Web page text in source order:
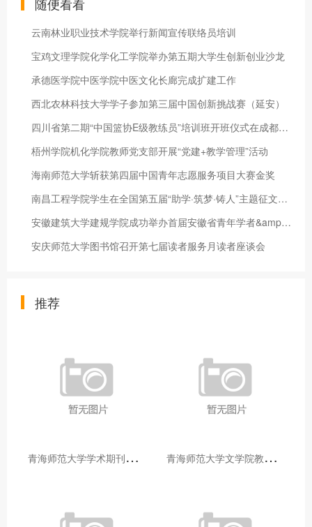
云南林业职业技术学院举行新闻宣传联络员培训
宝鸡文理学院化学化工学院举办第五期大学生创新创业沙龙
承德医学院中医学院中医文化长廊完成扩建工作
西北农林科技大学学子参加第三届中国创新挑战赛（延安）
四川省第二期“中国篮协E级教练员”培训班开班仪式在成都体育学
梧州学院机化学院教师党支部开展“党建+教学管理”活动
海南师范大学斩获第四届中国青年志愿服务项目大赛金奖
南昌工程学院学生在全国第五届“助学·筑梦·铸人”主题征文中荣
安徽建筑大学建规学院成功举办首届安徽省青年学者&amp;#8226;建筑师
安庆师范大学图书馆召开第七届读者服务月读者座谈会
推荐
青
海师范大学学术期刊两个专栏入选2025年青海省期刊重点专栏 青
海师范大学文学院教师赴山东省相关高校和学术机构交流学习